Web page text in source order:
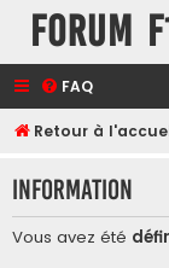
Forum
FAQ
Retour à
Information
Vous avez été